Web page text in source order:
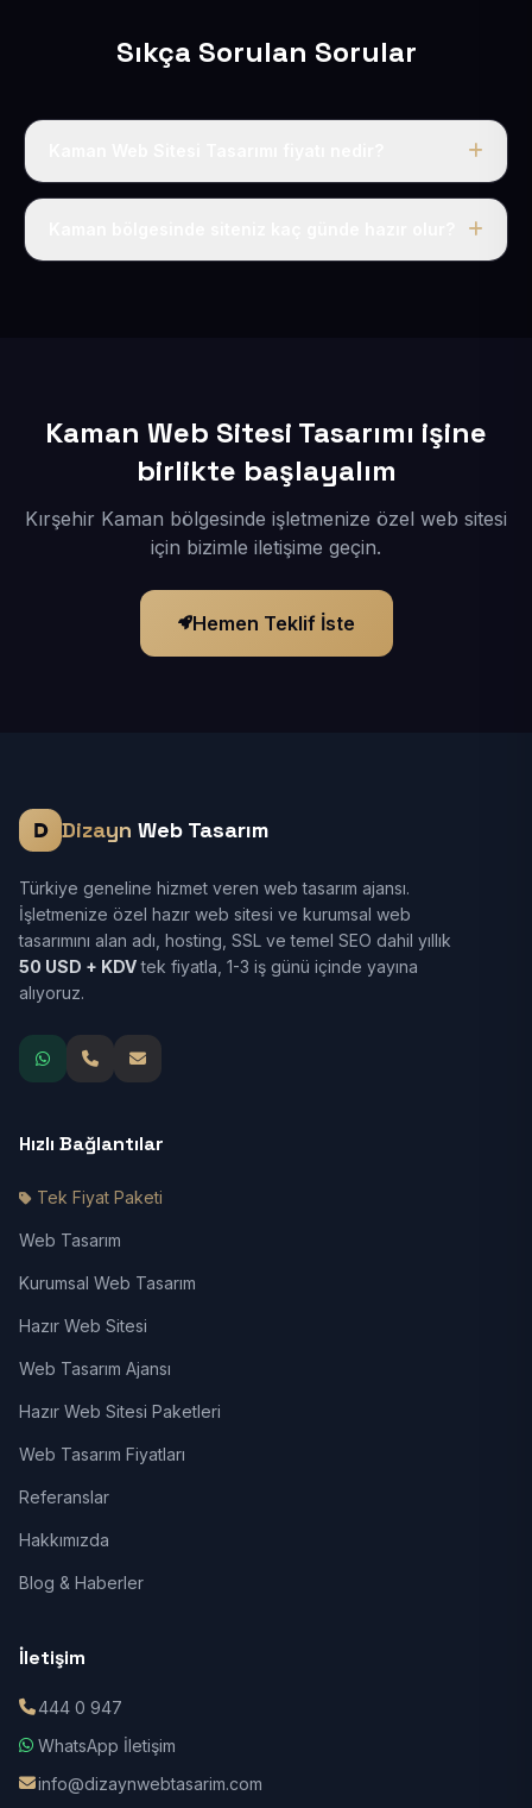
Sıkça Sorulan Sorular
Tek fiyat uygulanır: yıllık 50 USD + KDV. Bu bedele alan
Kaman Web Sitesi Tasarımı işine
birlikte başlayalım
Kırşehir Kaman bölgesinde işletmenize özel web sitesi
için bizimle iletişime geçin.
Hemen Teklif İste
Dizayn Web Tasarım
Türkiye geneline hizmet veren web tasarım ajansı.
İşletmenize özel hazır web sitesi ve kurumsal web
tasarımını alan adı, hosting, SSL ve temel SEO dahil yıllık
50 USD + KDVtek fiyatla, 1-3 iş günü içinde yayına
alıyoruz.
Hızlı Bağlantılar
Tek Fiyat Paketi
Web Tasarım
Kurumsal Web Tasarım
Hazır Web Sitesi
Web Tasarım Ajansı
Hazır Web Sitesi Paketleri
Web Tasarım Fiyatları
Referanslar
Hakkımızda
Blog & Haberler
İletişim
444 0 947
WhatsApp İletişim
info@dizaynwebtasarim.com